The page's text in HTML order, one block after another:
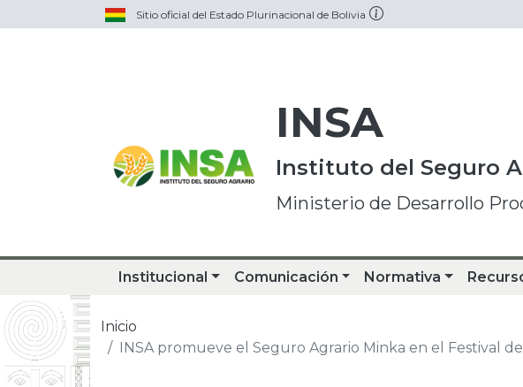
Sitio oficial del Estado Plurinacional de Bolivia
INSA
Instituto del Seguro
Ministerio de Desarrollo
Institucional Comunicación Normativa
Inicio
INSA promueve el Seguro Agrario Minka en el Festival